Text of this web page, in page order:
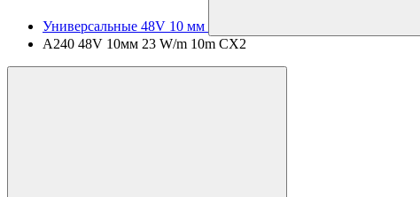
Универсальные 48V 10 мм
A240 48V 10мм 23 W/m 10m CX2